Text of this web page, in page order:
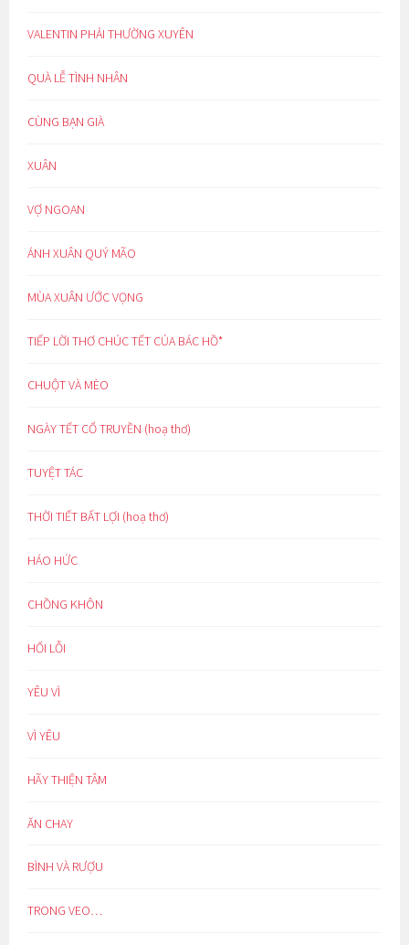
VALENTIN PHẢI THƯỜNG XUYÊN
QUÀ LỄ TÌNH NHÂN
CÙNG BẠN GIÀ
XUÂN
VỢ NGOAN
ÁNH XUÂN QUÝ MÃO
MÙA XUÂN ƯỚC VỌNG
TIẾP LỜI THƠ CHÚC TẾT CỦA BÁC HỒ*
CHUỘT VÀ MÈO
NGÀY TẾT CỔ TRUYỀN (hoạ thơ)
TUYỆT TÁC
THỜI TIẾT BẤT LỢI (hoạ thơ)
HÁO HỨC
CHỒNG KHÔN
HỐI LỖI
YÊU VÌ
VÌ YÊU
HÃY THIỆN TÂM
ĂN CHAY
BÌNH VÀ RƯỢU
TRONG VEO…